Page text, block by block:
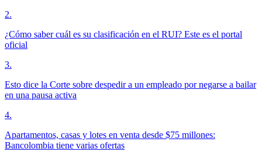
2.
¿Cómo saber cuál es su clasificación en el RUI? Este es el portal
oficial
3.
Esto dice la Corte sobre despedir a un empleado por negarse a bailar
en una pausa activa
4.
Apartamentos, casas y lotes en venta desde $75 millones:
Bancolombia tiene varias ofertas